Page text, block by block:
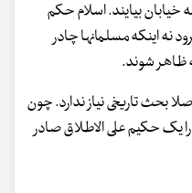
خیابان بیایند. اسلام حکم
نه اینکه مسلمانها چادر
ظاهر شوند.
بحث تاریخی نیاز ندارد. چون
حکیم علی الاطلاق صادر